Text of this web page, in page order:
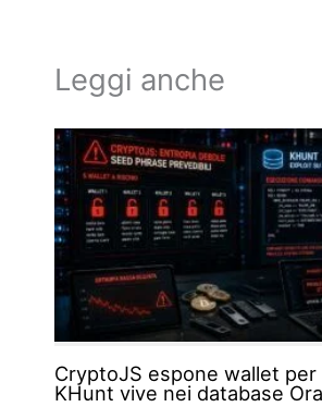
Leggi anche
CryptoJS espone wallet per
KHunt vive nei database